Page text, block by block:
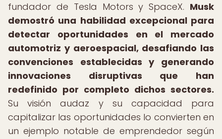
fundador de Tesla Motors y SpaceX. Musk
demostró una habilidad excepcional para
detectar oportunidades en el mercado
automotriz y aeroespacial, desafiando las
convenciones establecidas y generando
innovaciones disruptivas que han
redefinido por completo dichos sectores.
Su visión audaz y su capacidad para
capitalizar las oportunidades lo convierten en
un ejemplo notable de emprendedor según